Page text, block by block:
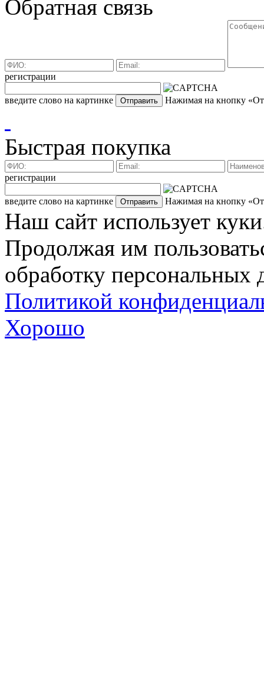
Обратная связь
регистрации
введите слово на картинке Нажимая на кнопку
Быстрая покупка
регистрации
введите слово на картинке Нажимая на кнопку
Наш сайт использует
Продолжая им
обработку персональных
Политикой
Хорошо